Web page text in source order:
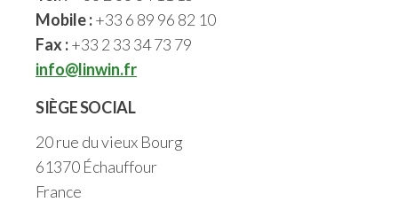
Mobile :+33 6 89 96 82 10
Fax :+33 2 33 34 73 79
info@linwin.fr
SIÈGE SOCIAL
20 rue du vieux Bourg
61370 Échauffour
France